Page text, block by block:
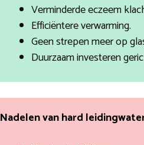
Verminderde eczeem
Efficiëntere verwarming.
Geen strepen meer op
Duurzaam investeren
Nadelen van hard